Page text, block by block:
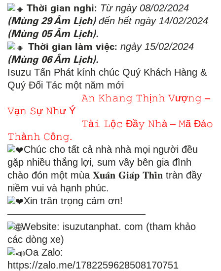
Thời gian nghỉ: Từ ngày 08/02/2024
(Mùng 29 Âm Lịch)đến hết ngày 14/02/2024
(Mùng 05 Âm Lịch).
Thời gian làm việc: ngày 15/02/2024
(Mùng 06 Âm Lịch).
Isuzu Tấn Phát kính chúc Quý Khách Hàng &
Quý Đối Tác một năm mới
𝙰𝚗 𝙺𝚑𝚊𝚗𝚐 𝚃𝚑ị𝚗𝚑 𝚅ượ𝚗𝚐 –
𝚅ạ𝚗 𝚂ự 𝙽𝚑ư Ý
𝚃à𝚒 𝙻ộ𝚌 Đầ𝚢 𝙽𝚑à – 𝙼ã Đá𝚘
𝚃𝚑à𝚗𝚑 𝙲ô𝚗𝚐.
Chúc cho tất cả nhà nhà mọi người đều
gặp nhiều thắng lợi, sum vầy bên gia đình
chào đón một mùa 𝐗𝐮𝐚̂𝐧 𝐆𝐢𝐚́𝐩 𝐓𝐡𝐢̀𝐧 tràn đầy
niềm vui và hạnh phúc.
Xin trân trọng cảm ơn!
——————————————
Website: isuzutanphat. com (tham khảo
các dòng xe)
Oa Zalo:
https://zalo.me/1782259628508170751